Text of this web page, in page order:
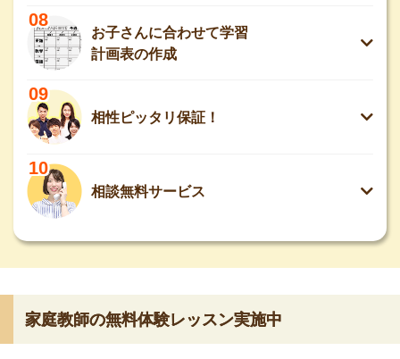
08
お子さんに合わせて学習
計画表の作成
09
相性ピッタリ保証！
10
相談無料サービス
家庭教師の無料体験レッスン実施中